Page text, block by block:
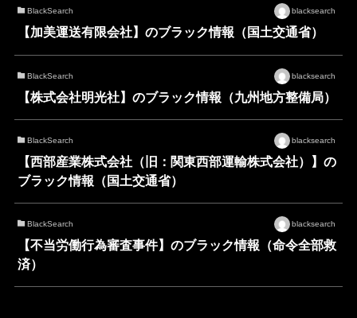
BlackSearch blacksearch
【加美運送有限会社】のブラック情報（国土交通省）
BlackSearch blacksearch
【株式会社明光社】のブラック情報（九州地方整備局）
BlackSearch blacksearch
【西部産業株式会社（旧：関東西部運輸株式会社）】の
ブラック情報（国土交通省）
BlackSearch blacksearch
【不当労働行為審査事件】のブラック情報（命令全部救
済）